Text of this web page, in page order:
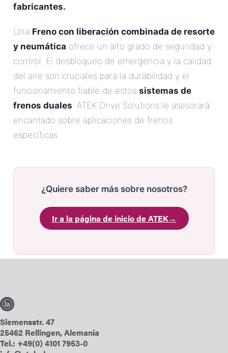
fabricantes.
Una Freno con liberación combinada de resorte
y neumática ofrece un alto grado de seguridad y
control. El desbloqueo de emergencia y la calidad
del aire son cruciales para la durabilidad y el
funcionamiento fiable de estos sistemas de
frenos duales. ATEK Drive Solutions le asesorará
encantado sobre aplicaciones de frenos
específicas.
¿Quiere saber más sobre nosotros?
Ir a la página de inicio de ATEK→
Siemensstr. 47
25462 Rellingen, Alemania
Tel.: +49(0) 4101 7953-0